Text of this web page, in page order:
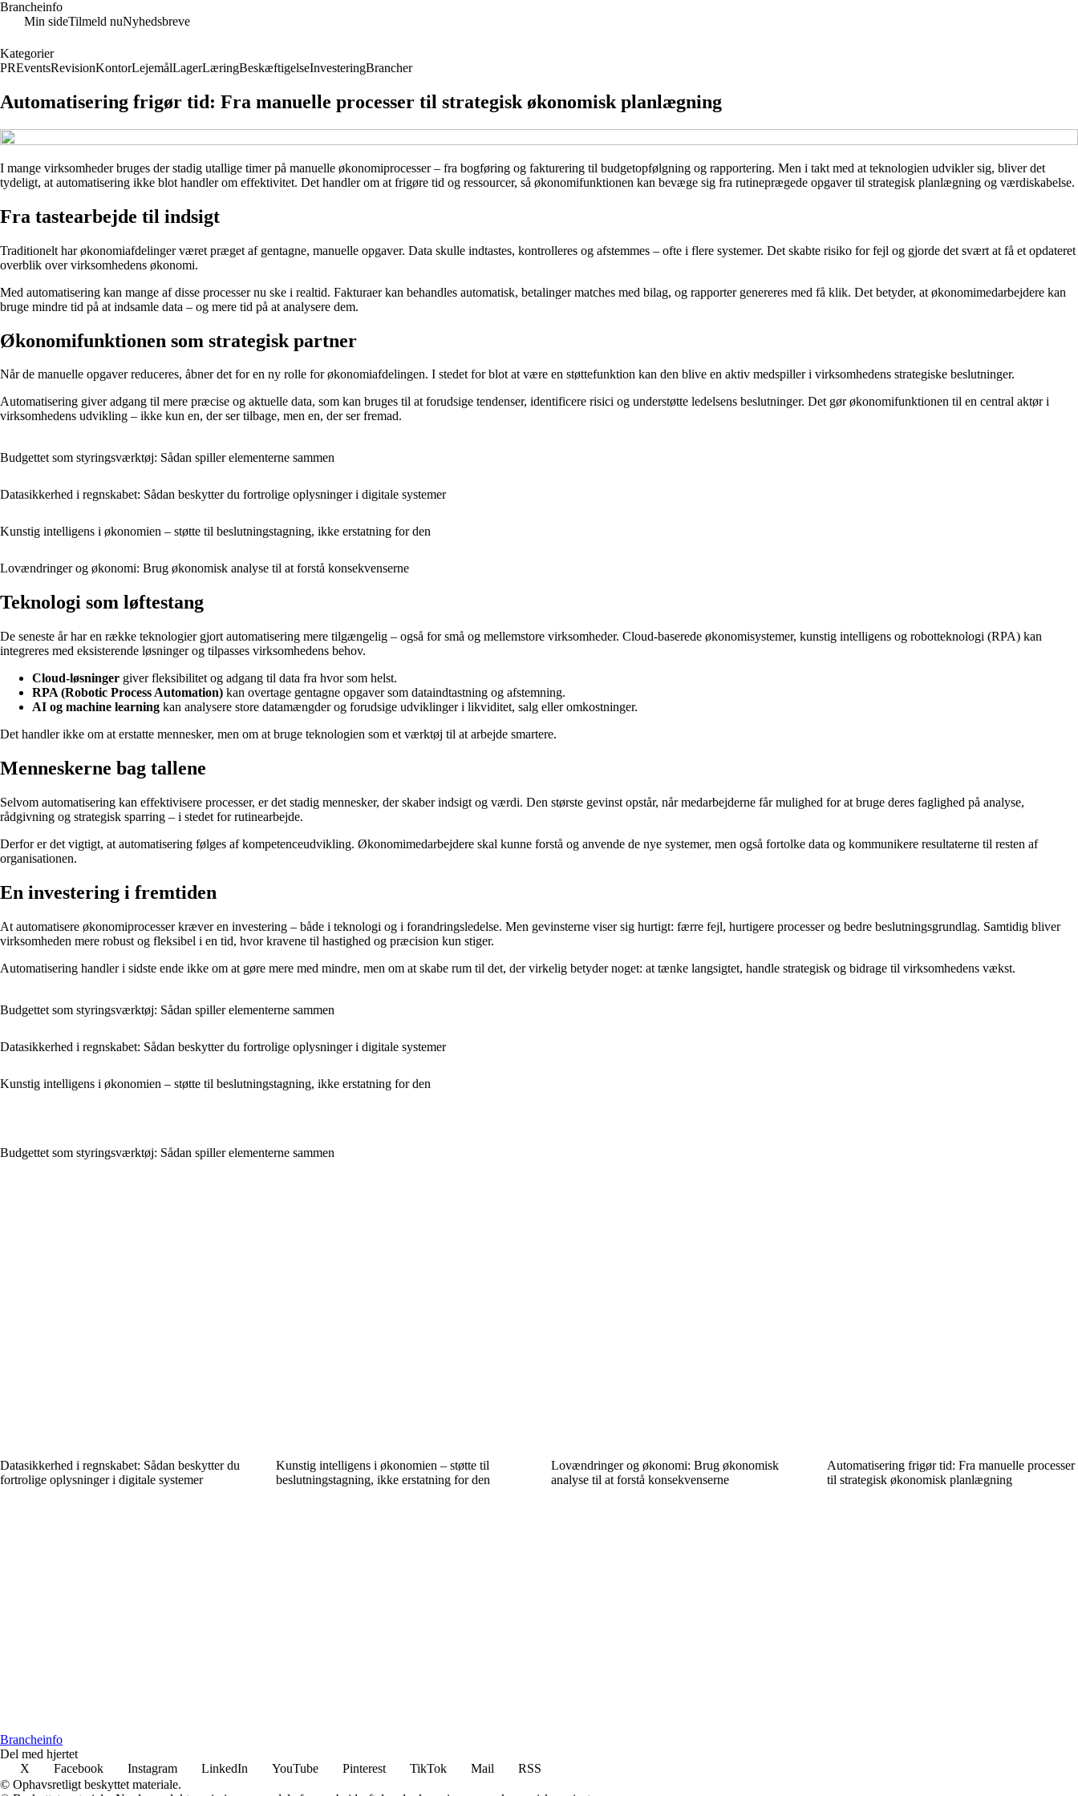
Brancheinfo
Min sideTilmeld nuNyhedsbreve
Kategorier
PREventsRevisionKontorLejemålLagerLæringBeskæftigelseInvesteringBrancher
Automatisering frigør tid: Fra manuelle processer til strategisk økonomisk planlægning
I mange virksomheder bruges der stadig utallige timer på manuelle økonomiprocesser – fra bogføring og fakturering til budgetopfølgning og rapportering. Men i takt med at teknologien udvikler sig, bliver det
tydeligt, at automatisering ikke blot handler om effektivitet. Det handler om at frigøre tid og ressourcer, så økonomifunktionen kan bevæge sig fra rutineprægede opgaver til strategisk planlægning og værdiskabelse.
Fra tastearbejde til indsigt
Traditionelt har økonomiafdelinger været præget af gentagne, manuelle opgaver. Data skulle indtastes, kontrolleres og afstemmes – ofte i flere systemer. Det skabte risiko for fejl og gjorde det svært at få et opdateret
overblik over virksomhedens økonomi.
Med automatisering kan mange af disse processer nu ske i realtid. Fakturaer kan behandles automatisk, betalinger matches med bilag, og rapporter genereres med få klik. Det betyder, at økonomimedarbejdere kan
bruge mindre tid på at indsamle data – og mere tid på at analysere dem.
Økonomifunktionen som strategisk partner
Når de manuelle opgaver reduceres, åbner det for en ny rolle for økonomiafdelingen. I stedet for blot at være en støttefunktion kan den blive en aktiv medspiller i virksomhedens strategiske beslutninger.
Automatisering giver adgang til mere præcise og aktuelle data, som kan bruges til at forudsige tendenser, identificere risici og understøtte ledelsens beslutninger. Det gør økonomifunktionen til en central aktør i
virksomhedens udvikling – ikke kun en, der ser tilbage, men en, der ser fremad.
Budgettet som styringsværktøj: Sådan spiller elementerne sammen
Datasikkerhed i regnskabet: Sådan beskytter du fortrolige oplysninger i digitale systemer
Kunstig intelligens i økonomien – støtte til beslutningstagning, ikke erstatning for den
Lovændringer og økonomi: Brug økonomisk analyse til at forstå konsekvenserne
Teknologi som løftestang
De seneste år har en række teknologier gjort automatisering mere tilgængelig – også for små og mellemstore virksomheder. Cloud-baserede økonomisystemer, kunstig intelligens og robotteknologi (RPA) kan
integreres med eksisterende løsninger og tilpasses virksomhedens behov.
Cloud-løsninger giver fleksibilitet og adgang til data fra hvor som helst.
RPA (Robotic Process Automation) kan overtage gentagne opgaver som dataindtastning og afstemning.
AI og machine learning kan analysere store datamængder og forudsige udviklinger i likviditet, salg eller omkostninger.
Det handler ikke om at erstatte mennesker, men om at bruge teknologien som et værktøj til at arbejde smartere.
Menneskerne bag tallene
Selvom automatisering kan effektivisere processer, er det stadig mennesker, der skaber indsigt og værdi. Den største gevinst opstår, når medarbejderne får mulighed for at bruge deres faglighed på analyse,
rådgivning og strategisk sparring – i stedet for rutinearbejde.
Derfor er det vigtigt, at automatisering følges af kompetenceudvikling. Økonomimedarbejdere skal kunne forstå og anvende de nye systemer, men også fortolke data og kommunikere resultaterne til resten af
organisationen.
En investering i fremtiden
At automatisere økonomiprocesser kræver en investering – både i teknologi og i forandringsledelse. Men gevinsterne viser sig hurtigt: færre fejl, hurtigere processer og bedre beslutningsgrundlag. Samtidig bliver
virksomheden mere robust og fleksibel i en tid, hvor kravene til hastighed og præcision kun stiger.
Automatisering handler i sidste ende ikke om at gøre mere med mindre, men om at skabe rum til det, der virkelig betyder noget: at tænke langsigtet, handle strategisk og bidrage til virksomhedens vækst.
Budgettet som styringsværktøj: Sådan spiller elementerne sammen
Datasikkerhed i regnskabet: Sådan beskytter du fortrolige oplysninger i digitale systemer
Kunstig intelligens i økonomien – støtte til beslutningstagning, ikke erstatning for den
Budgettet som styringsværktøj: Sådan spiller elementerne sammen
Datasikkerhed i regnskabet: Sådan beskytter du
fortrolige oplysninger i digitale systemer
Kunstig intelligens i økonomien – støtte til
beslutningstagning, ikke erstatning for den
Lovændringer og økonomi: Brug økonomisk
analyse til at forstå konsekvenserne
Automatisering frigør tid: Fra manuelle processer
til strategisk økonomisk planlægning
Brancheinfo
Del med hjertet
X
Facebook Instagram LinkedIn YouTube Pinterest TikTok Mail
RSS
© Ophavsretligt beskyttet materiale.